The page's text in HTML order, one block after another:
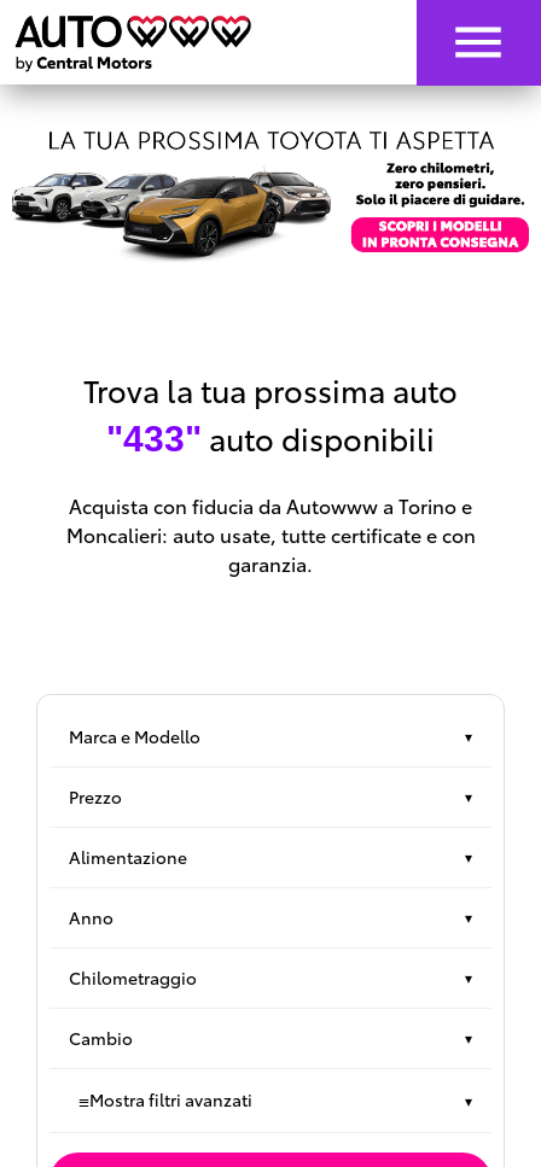
Trova la tua prossima auto
"433" auto disponibili
Acquista con fiducia da Autowww a Torino e
Moncalieri: auto usate, tutte certificate e con
garanzia.
Marca e Modello ▾
Prezzo ▾
Alimentazione ▾
Anno ▾
Chilometraggio ▾
Cambio ▾
≡Mostra filtri avanzati ▾